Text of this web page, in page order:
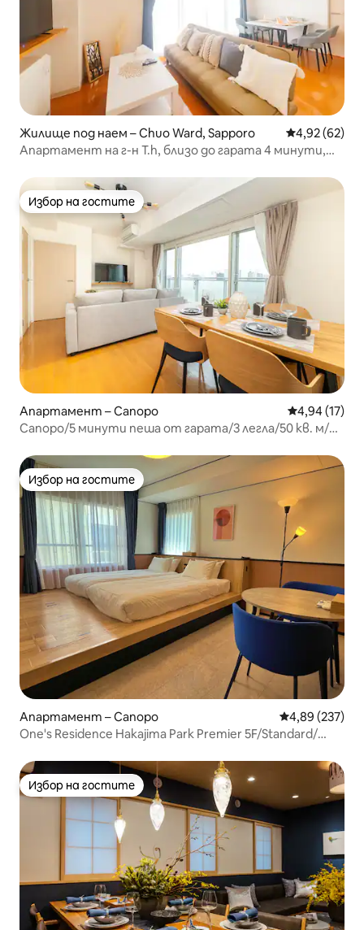
Жилище под наем – Chuo Ward, Sapporo Средна
4,92 (62)
Апартамент на г-н T.h, близо до гарата 4 минути,
Избор на гостите
Избор на гостите
Апартамент – Сапоро Средна
4,94 (17)
Сапоро/5 минути пеша от гарата/3 легла/50 кв. м/
Избор на гостите
Избор на гостите
Апартамент – Сапоро Средна
4,89 (237)
One's Residence Накajima Park Premier 5F/Standard/
Избор на гостите
Избор на гостите